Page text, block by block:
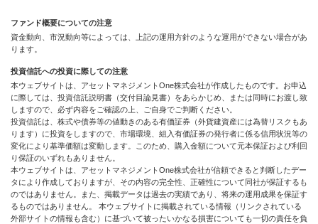
ファンド概要についての注意
資金動向、市況動向等によっては、上記の運用方針のような運用ができない場合があ
ります。
投資信託への投資に際しての注意
本ウェブサイトは、アセットマネジメントOne株式会社が作成したものです。お申込
に際しては、投資信託説明書（交付目論見書）をあらかじめ、または同時にお渡し致
しますので、必ず内容をご確認の上、ご自身でご判断ください。
投資信託は、株式や債券等の値動きのある有価証券（外貨建資産には為替リスクもあ
ります）に投資をしますので、市場環境、組入有価証券の発行者に係る信用状況等の
変化により基準価額は変動します。このため、購入金額について元本保証および利回
り保証のいずれもありません。
本ウェブサイトは、アセットマネジメントOne株式会社が信頼できると判断したデー
タにより作成しておりますが、その内容の完全性、正確性について同社が保証するも
のではありません。また、掲載データは過去の実績であり、将来の運用成果を保証す
るものではありません。 本ウェブサイトに掲載されている情報（リンクされている
外部サイトの情報も含む）に基づいて被ったいかなる損害についても一切の責任を負